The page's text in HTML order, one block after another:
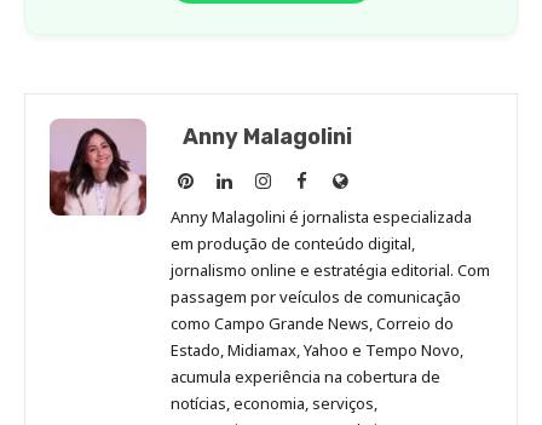
Anny Malagolini
Anny
Malagolini
no
Pinterest
Anny
Malagolini
no
LinkedIn
Anny
Malagolini
no
Instagram
Anny
Malagolini
no
Facebook
Site
de
Anny
Malagolini
Anny Malagolini é jornalista especializada
em produção de conteúdo digital,
jornalismo online e estratégia editorial. Com
passagem por veículos de comunicação
como Campo Grande News, Correio do
Estado, Midiamax, Yahoo e Tempo Novo,
acumula experiência na cobertura de
notícias, economia, serviços,